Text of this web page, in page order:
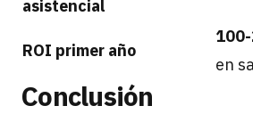
asistencial
ROI primer año
en
Conclusión